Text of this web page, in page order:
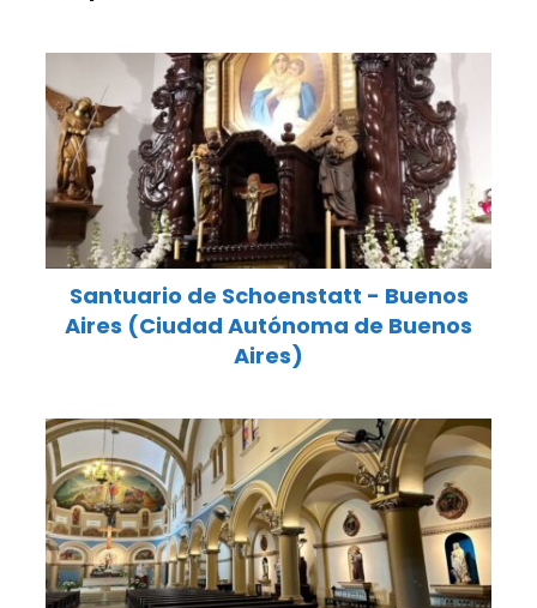
Santuario de Schoenstatt - Buenos
Aires (Ciudad Autónoma de Buenos
Aires)